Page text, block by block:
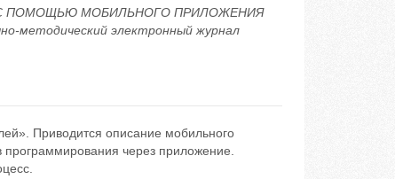
С ПОМОЩЬЮ МОБИЛЬНОГО ПРИЛОЖЕНИЯ
электронный журнал
Приводится описание мобильного
через приложение.